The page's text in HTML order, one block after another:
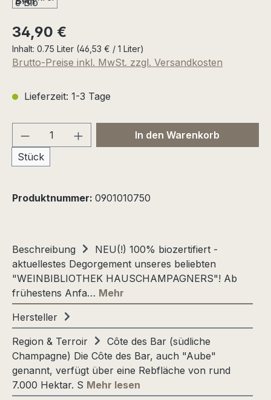
Regulärer Preis:
34,90 €
Inhalt: 0.75 Liter (46,53 € / 1 Liter)
Brutto-Preise inkl. MwSt. zzgl. Versandkosten
Lieferzeit: 1-3 Tage
Produkt Anzahl: Gib den
Stück
In den Warenkorb
Produktnummer: 0901010750
Beschreibung
NEU(!) 100% biozertifiert -
aktuellestes Degorgement unseres beliebten
"WEINBIBLIOTHEK HAUSCHAMPAGNERS"! Ab
frühestens Anfa… Mehr
Hersteller
Region & Terroir
Côte des Bar (südliche
Champagne) Die Côte des Bar, auch "Aube"
genannt, verfügt über eine Rebfläche von rund
7.000 Hektar. S Mehr lesen